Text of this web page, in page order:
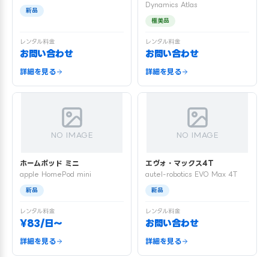
新品
レンタル料金
お問い合わせ
詳細を見る
Dynamics Atlas
極美品
レンタル料金
お問い合わせ
詳細を見る
NO IMAGE
ホームポッド ミニ
apple HomePod mini
新品
レンタル料金
¥83/日〜
詳細を見る
NO IMAGE
エヴォ・マックス4T
autel-robotics EVO Max 4T
新品
レンタル料金
お問い合わせ
詳細を見る